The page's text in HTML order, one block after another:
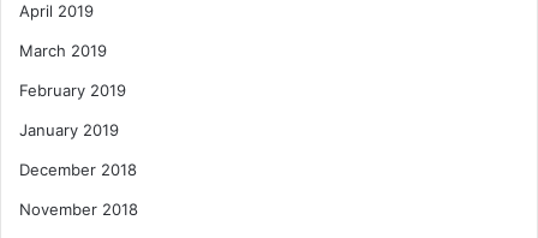
April 2019
March 2019
February 2019
January 2019
December 2018
November 2018